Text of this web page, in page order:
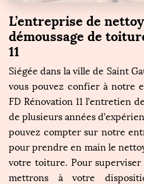
L’entreprise de
démoussage de
11
Siégée dans la ville de Saint
vous pouvez confier à notre
FD Rénovation 11 l’entretien
de plusieurs années
pouvez compter sur notre
pour prendre en main le
votre toiture. Pour
mettrons à votre